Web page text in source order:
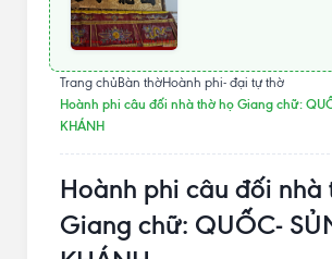
Trang chủ Bàn thờHoành phi- đại tự thờ
Hoành phi câu đối nhà thờ họ Giang chữ:
KHÁNH
Hoành phi câu đối nhà
Giang chữ: QUỐC-